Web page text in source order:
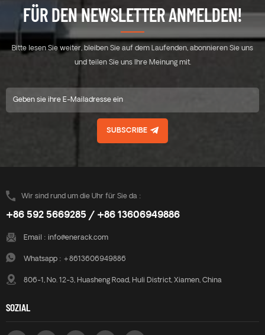
FÜR DEN NEWSLETTER ANMELDEN!
Bitte lesen Sie weiter, bleiben Sie auf dem Laufenden, abonnieren Sie uns
und teilen Sie uns Ihre Meinung mit.
SUBSCRIBE
Wir sind rund um die Uhr für Sie da :
+86 592 5669285 / +86 13606949886
Email : info@enerack.com
Whatsapp : +8613606949886
806-1, No. 12-3, Huasheng Road, Huli District, Xiamen, China
SOZIAL